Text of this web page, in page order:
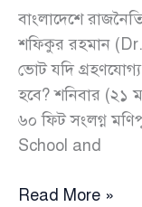
বাংলাদেশে
শফিকুর রহমান
ভোট যদি
হবে? শনিবার (২১
৬০ ফিট সংলগ্ন
School and
৭২-
Read More »